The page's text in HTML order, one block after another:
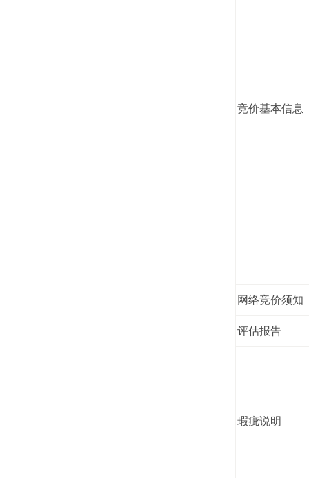
竞价基本信息
网络竞价须知
评估报告
瑕疵说明